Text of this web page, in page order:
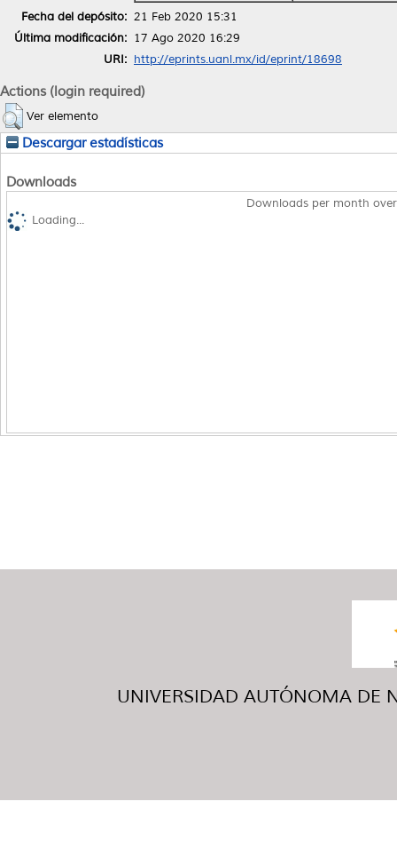
Fecha del depósito: 21 Feb 2020 15:31
Última modificación: 17 Ago 2020 16:29
URI: http://eprints.uanl.mx/id/eprint/18698
Actions (login required)
Ver elemento
Descargar estadísticas
Downloads
Downloads per month
Loading...
UNIVERSIDAD AUTÓNOMA DE